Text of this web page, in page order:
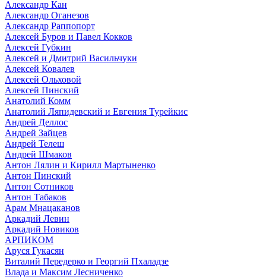
Александр Кан
Александр Оганезов
Александр Раппопорт
Алексей Буров и Павел Кокков
Алексей Губкин
Алексей и Дмитрий Васильчуки
Алексей Ковалев
Алексей Ольховой
Алексей Пинский
Анатолий Комм
Анатолий Ляпидевский и Евгения Турейкис
Андрей Деллос
Андрей Зайцев
Андрей Телеш
Андрей Шмаков
Антон Лялин и Кирилл Мартыненко
Антон Пинский
Антон Сотников
Антон Табаков
Арам Мнацаканов
Аркадий Левин
Аркадий Новиков
АРПИКОМ
Аруся Гукасян
Виталий Передерко и Георгий Пхаладзе
Влада и Максим Лесниченко